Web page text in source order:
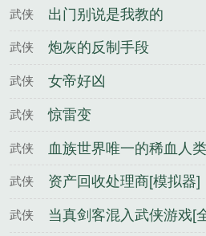
了
武侠 出门别说是我教的
武侠 炮灰的反制手段
武侠 女帝好凶
武侠 惊雷变
武侠 血族世界唯一的稀血人类
武侠 资产回收处理商[模拟器]
武侠 当真剑客混入武侠游戏[